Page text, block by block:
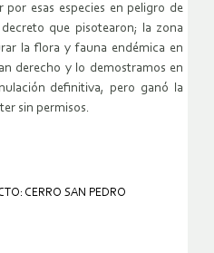
por esas especies en peligro de
que pisotearon; la zona
la flora y fauna endémica en
derecho y lo demostramos en
definitiva, pero ganó la
sin permisos.
CERRO SAN PEDRO